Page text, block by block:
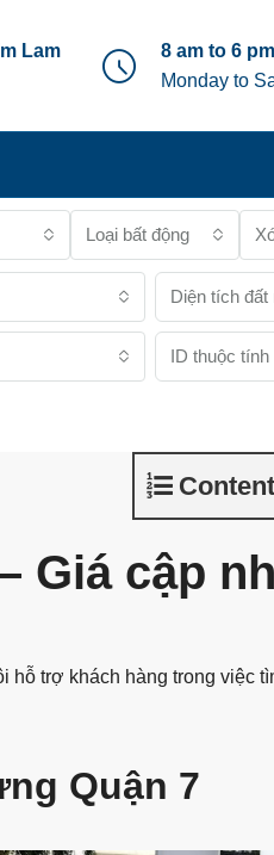
Lam
8 am to 6 pm
Monday to
Loại bất động sản
Giá cập
hỗ trợ khách hàng trong việc
Quận 7